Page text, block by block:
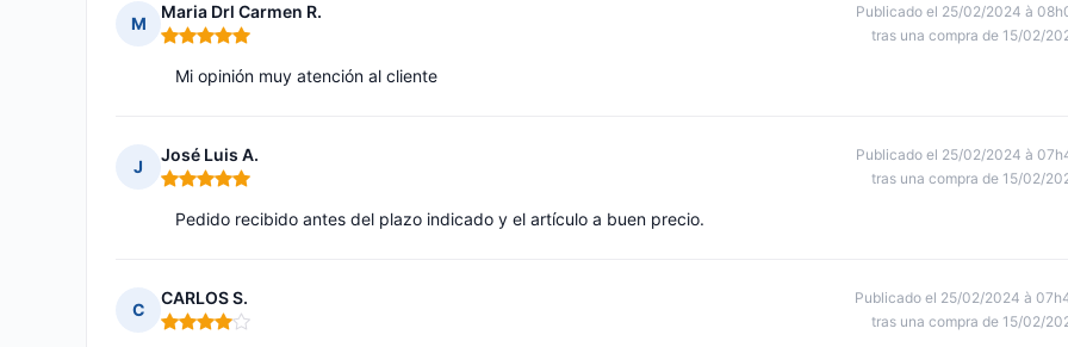
M
Maria Drl Carmen R.
Nota: 5 de 5
Publicado el 25/02/2024 à
tras una compra de 15/02/
Mi opinión muy atención al cliente
J
José Luis A.
Nota: 5 de 5
Publicado el 25/02/2024 à
tras una compra de 15/02/
Pedido recibido antes del plazo indicado y el artículo a buen precio.
C
CARLOS S.
Nota: 4 de 5
Publicado el 25/02/2024 à
tras una compra de 15/02/